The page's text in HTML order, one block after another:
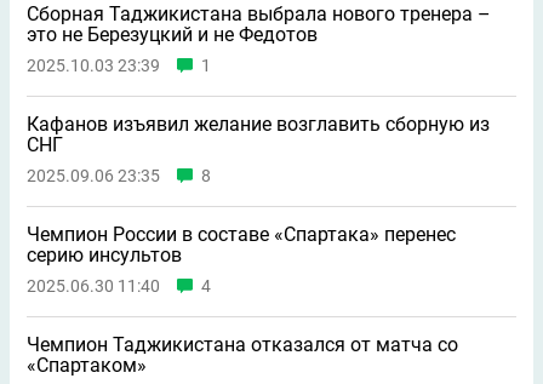
Сборная Таджикистана выбрала нового тренера –
это не Березуцкий и не Федотов
2025.10.03 23:39 1
Кафанов изъявил желание возглавить сборную из
СНГ
2025.09.06 23:35 8
Чемпион России в составе «Спартака» перенес
серию инсультов
2025.06.30 11:40 4
Чемпион Таджикистана отказался от матча со
«Спартаком»